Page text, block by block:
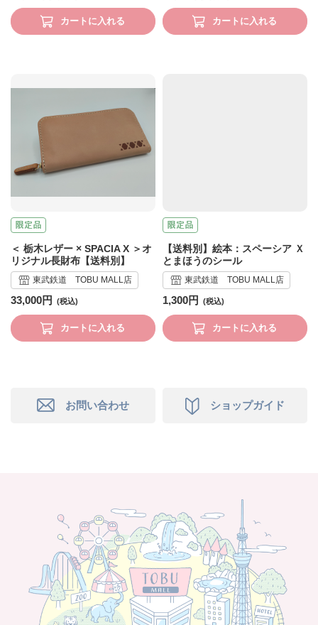
カートに入れる カートに入れる
＜ 栃木レザー × SPACIA X ＞オ
リジナル長財布【送料別】
東武鉄道 TOBU MALL店
33,000円
カートに入れる
【送料別】絵本：スペーシア Ｘ
とまほうのシール
東武鉄道 TOBU MALL店
1,300円
カートに入れる
お問い合わせ ショップガイド